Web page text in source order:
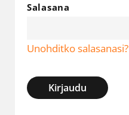
Salasana
Unohditko salasanasi?
Kirjaudu